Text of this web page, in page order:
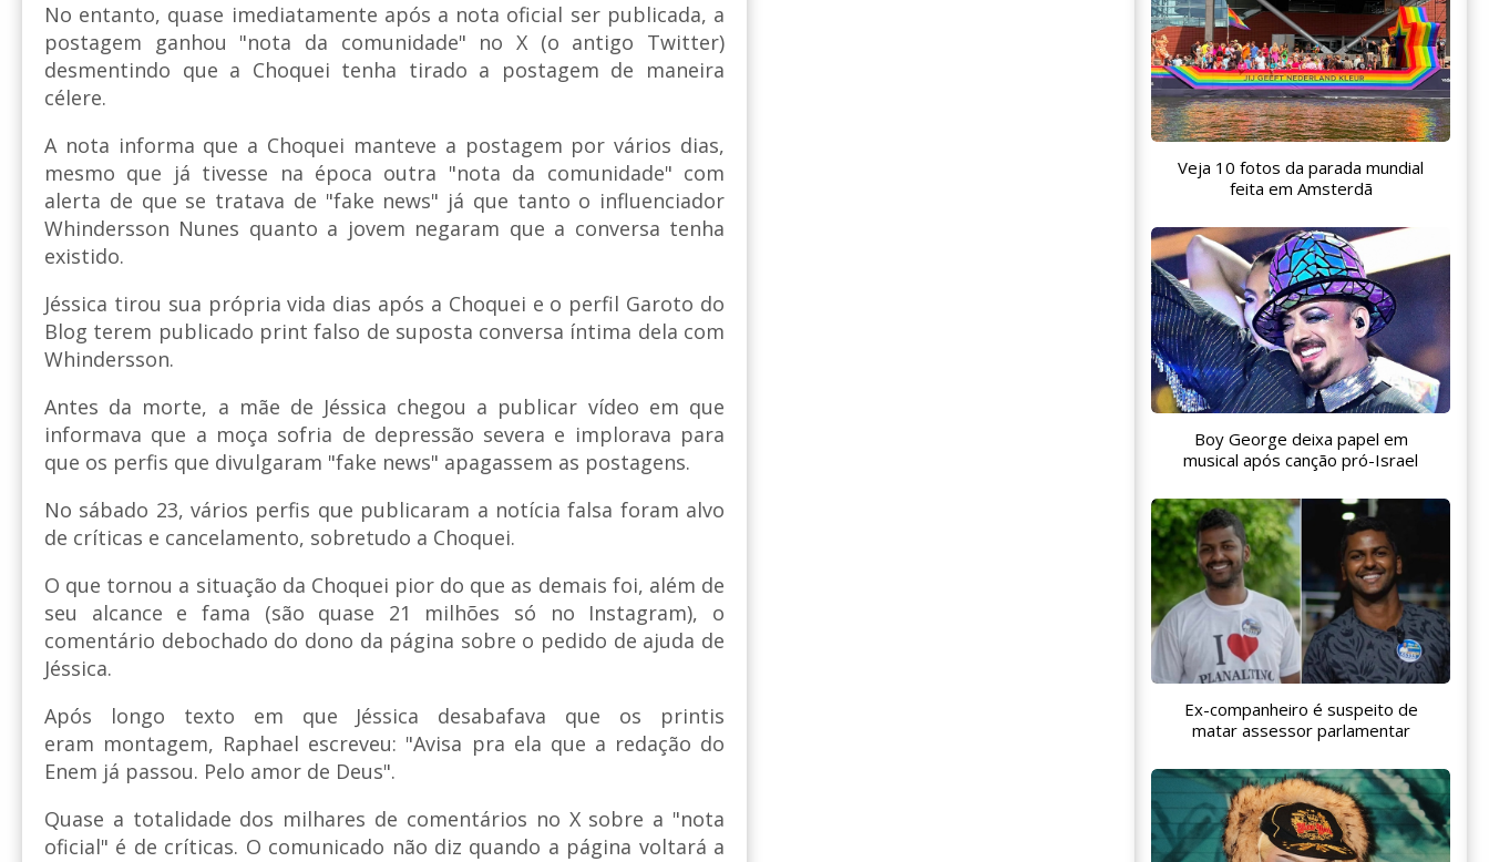
No entanto, quase imediatamente após a nota oficial ser publicada, a
postagem ganhou "nota da comunidade" no X (o antigo Twitter)
desmentindo que a Choquei tenha tirado a postagem de maneira
célere.
A nota informa que a Choquei manteve a postagem por vários dias,
mesmo que já tivesse na época outra "nota da comunidade" com
alerta de que se tratava de "fake news" já que tanto o influenciador
Whindersson Nunes quanto a jovem negaram que a conversa tenha
existido.
Jéssica tirou sua própria vida dias após a Choquei e o perfil Garoto do
Blog terem publicado print falso de suposta conversa íntima dela com
Whindersson.
Antes da morte, a mãe de Jéssica chegou a publicar vídeo em que
informava que a moça sofria de depressão severa e implorava para
que os perfis que divulgaram "fake news" apagassem as postagens.
No sábado 23, vários perfis que publicaram a notícia falsa foram alvo
de críticas e cancelamento, sobretudo a Choquei.
O que tornou a situação da Choquei pior do que as demais foi, além de
seu alcance e fama (são quase 21 milhões só no Instagram), o
comentário debochado do dono da página sobre o pedido de ajuda de
Jéssica.
Após longo texto em que Jéssica desabafava que os printis
eram montagem, Raphael escreveu: "Avisa pra ela que a redação do
Enem já passou. Pelo amor de Deus".
Quase a totalidade dos milhares de comentários no X sobre a "nota
oficial" é de críticas. O comunicado não diz quando a página voltará a
Veja 10 fotos da parada mundial
feita em Amsterdã
Boy George deixa papel em
musical após canção pró-Israel
Ex-companheiro é suspeito de
matar assessor parlamentar